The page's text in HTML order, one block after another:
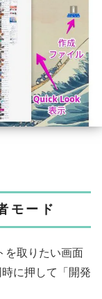
ード
を取りたい画面
に押して「開発